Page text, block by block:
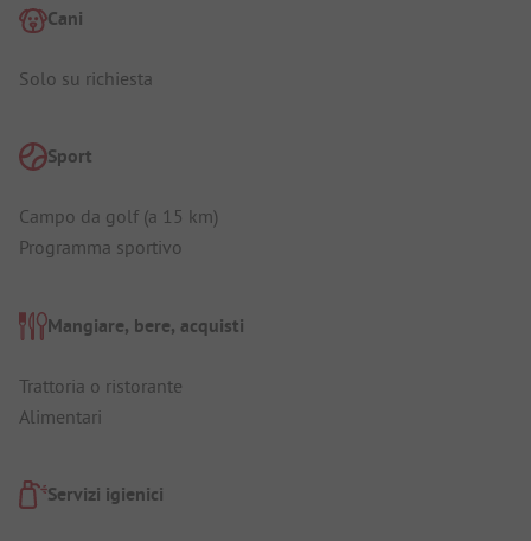
Cani
Solo su richiesta
Sport
Campo da golf (a 15 km)
Programma sportivo
Mangiare, bere, acquisti
Trattoria o ristorante
Alimentari
Servizi igienici